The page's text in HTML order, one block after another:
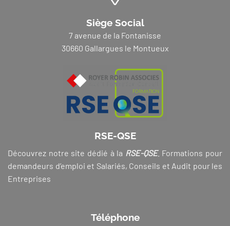
Siège Social
7 avenue de la Fontanisse
30660 Gallargues le Montueux
RSE-QSE
Découvrez notre site dédié à la RSE-QSE. Formations pour
demandeurs d’emploi et Salariés, Conseils et Audit pour les
Entreprises
Téléphone